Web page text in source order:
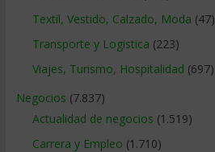
Textil, Vestido, Calzado, Moda (47)
Transporte y Logistica (223)
Viajes, Turismo, Hospitalidad (697)
Negocios (7.837)
Actualidad de negocios (1.519)
Carrera y Empleo (1.710)